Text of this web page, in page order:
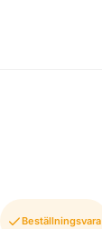
Beställningsvara